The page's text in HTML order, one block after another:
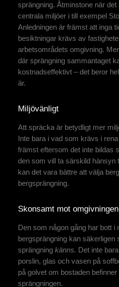
sprängning. Åtminstone när
centrala miljöer i till exempel
Anledningen är främst att inga
besiktningar krävs av
arbetsområdets omgivning.
där sprängning sammantaget
kostnadseffektivt – det beror
är.
Miljövänligt
Att spräcka är betydligt mer
Inte bara i vad som krävs i
främst eftersom det inte bildas
den som vill ta särskild hänsyn
kan det vara bättre att välja
bergsprängning.
Skonsamt mot omgivningen
Den som någon gång har bott i
bergsprängning kan säkerligen
sprängning känns. Det inte
porslin, glas och vasen på
på golvet om bostaden
sprängningen.